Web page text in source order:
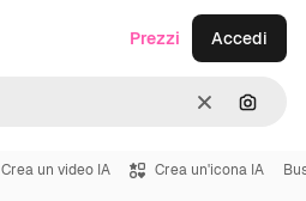
CancellaCerca
Prezzi Accedi
Crea un video IA Crea un'icona IA